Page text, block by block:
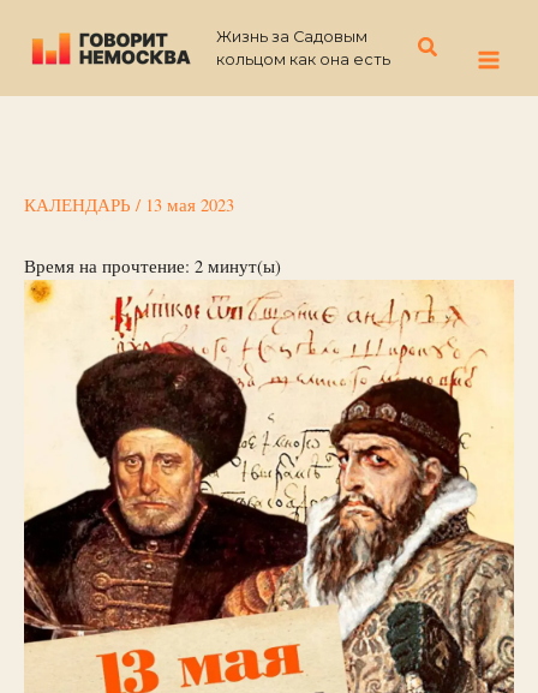
содержимому
Жизнь за Садовым
кольцом как она есть
Поиск
КАЛЕНДАРЬ / 13 мая 2023
Время на прочтение: 2 минут(ы)